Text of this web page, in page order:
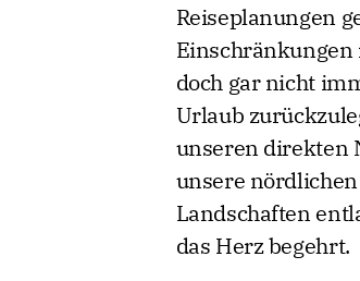
Reiseplanungen
Einschränkungen
doch gar nicht
Urlaub
unseren direkten
unsere
Landschaften
das Herz begehrt.